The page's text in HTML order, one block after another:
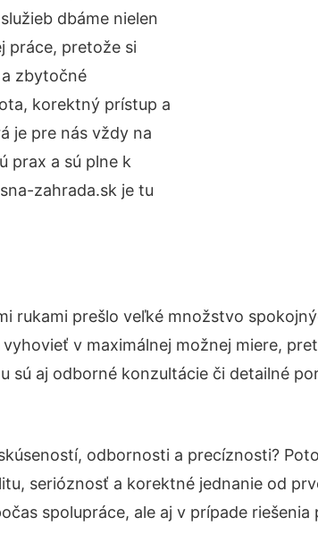
dbáme nielen
práce, pretože si
zbytočné
korektný prístup a
je pre nás vždy na
prax a sú plne k
zahrada.sk je tu
rukami prešlo veľké množstvo
v maximálnej možnej miere,
sú aj odborné konzultácie či detailné
odbornosti a precíznosti?
serióznosť a korektné jednanie od
spolupráce, ale aj v prípade